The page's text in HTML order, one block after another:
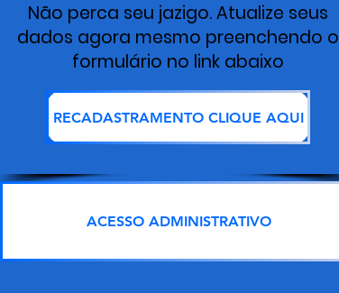
Não perca seu jazigo. Atualize seus
dados agora mesmo preenchendo o
formulário no link abaixo
RECADASTRAMENTO CLIQUE AQUI
ACESSO ADMINISTRATIVO